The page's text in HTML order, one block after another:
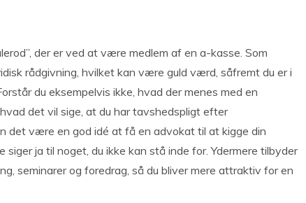
der er ved at være medlem af en a-kasse. Som
rådgivning, hvilket kan være guld værd, såfremt du er i
du eksempelvis ikke, hvad der menes med en
det vil sige, at du har tavshedspligt efter
det være en god idé at få en advokat til at kigge din
ja til noget, du ikke kan stå inde for. Ydermere tilbyder
seminarer og foredrag, så du bliver mere attraktiv for en